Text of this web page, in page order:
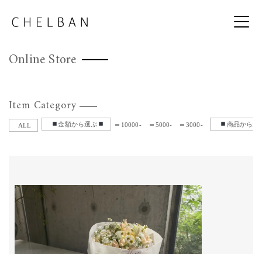
Online Store
Item Category
ALL 金額から選ぶ 10000- 5000- 3000- 商品から選